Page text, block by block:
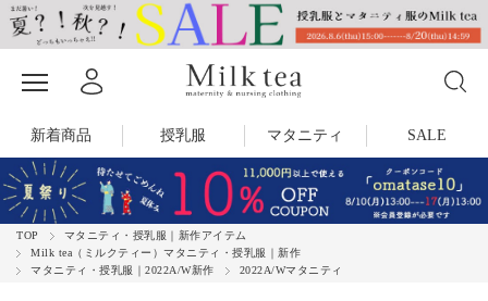
新着商品 授乳服 マタニティ SALE
TOP
マタニティ・授乳服｜新作アイテム
Milk tea（ミルクティー）マタニティ・授乳服｜新作
マタニティ・授乳服｜2022A/W新作
2022A/Wマタニティ